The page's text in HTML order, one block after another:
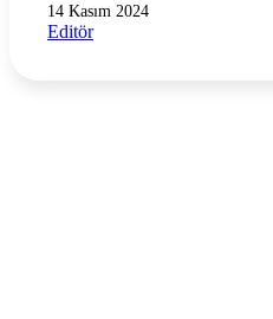
14 Kasım 2024
Editör